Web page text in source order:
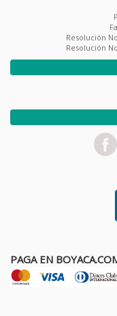
Resolución
Resolución
PAGA EN